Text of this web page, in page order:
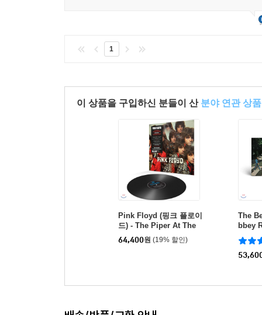
1
이 상품을 구입하신 분들이 산 분야 연관 상품
Pink Floyd (핑크 플로이
드) - The Piper At The
Gates Of Dawn [LP]
64,400원 (19% 할인)
The
bbey
rsary